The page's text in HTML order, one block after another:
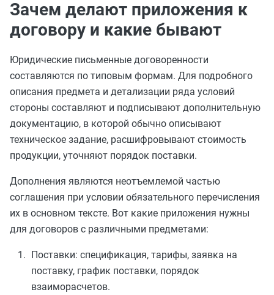
Зачем делают приложения к
договору и какие бывают
Юридические письменные договоренности
составляются по типовым формам. Для подробного
описания предмета и детализации ряда условий
стороны составляют и подписывают дополнительную
документацию, в которой обычно описывают
техническое задание, расшифровывают стоимость
продукции, уточняют порядок поставки.
Дополнения являются неотъемлемой частью
соглашения при условии обязательного перечисления
их в основном тексте. Вот какие приложения нужны
для договоров с различными предметами:
Поставки: спецификация, тарифы, заявка на
поставку, график поставки, порядок
взаиморасчетов.